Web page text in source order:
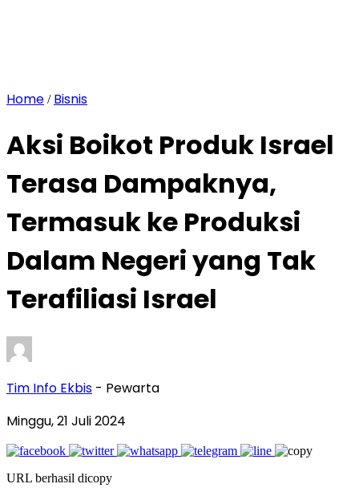
Home / Bisnis
Aksi Boikot Produk Israel
Terasa Dampaknya,
Termasuk ke Produksi
Dalam Negeri yang Tak
Terafiliasi Israel
Tim Info Ekbis - Pewarta
Minggu, 21 Juli 2024
URL berhasil dicopy